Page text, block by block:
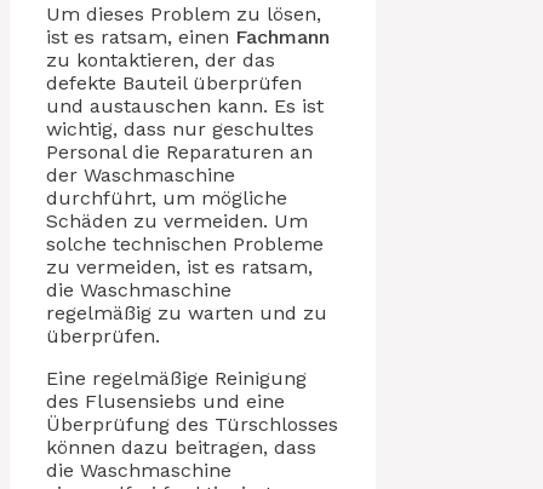
Um dieses Problem zu lösen,
ist es ratsam, einen Fachmann
zu kontaktieren, der das
defekte Bauteil überprüfen
und austauschen kann. Es ist
wichtig, dass nur geschultes
Personal die Reparaturen an
der Waschmaschine
durchführt, um mögliche
Schäden zu vermeiden. Um
solche technischen Probleme
zu vermeiden, ist es ratsam,
die Waschmaschine
regelmäßig zu warten und zu
überprüfen.
Eine regelmäßige Reinigung
des Flusensiebs und eine
Überprüfung des Türschlosses
können dazu beitragen, dass
die Waschmaschine